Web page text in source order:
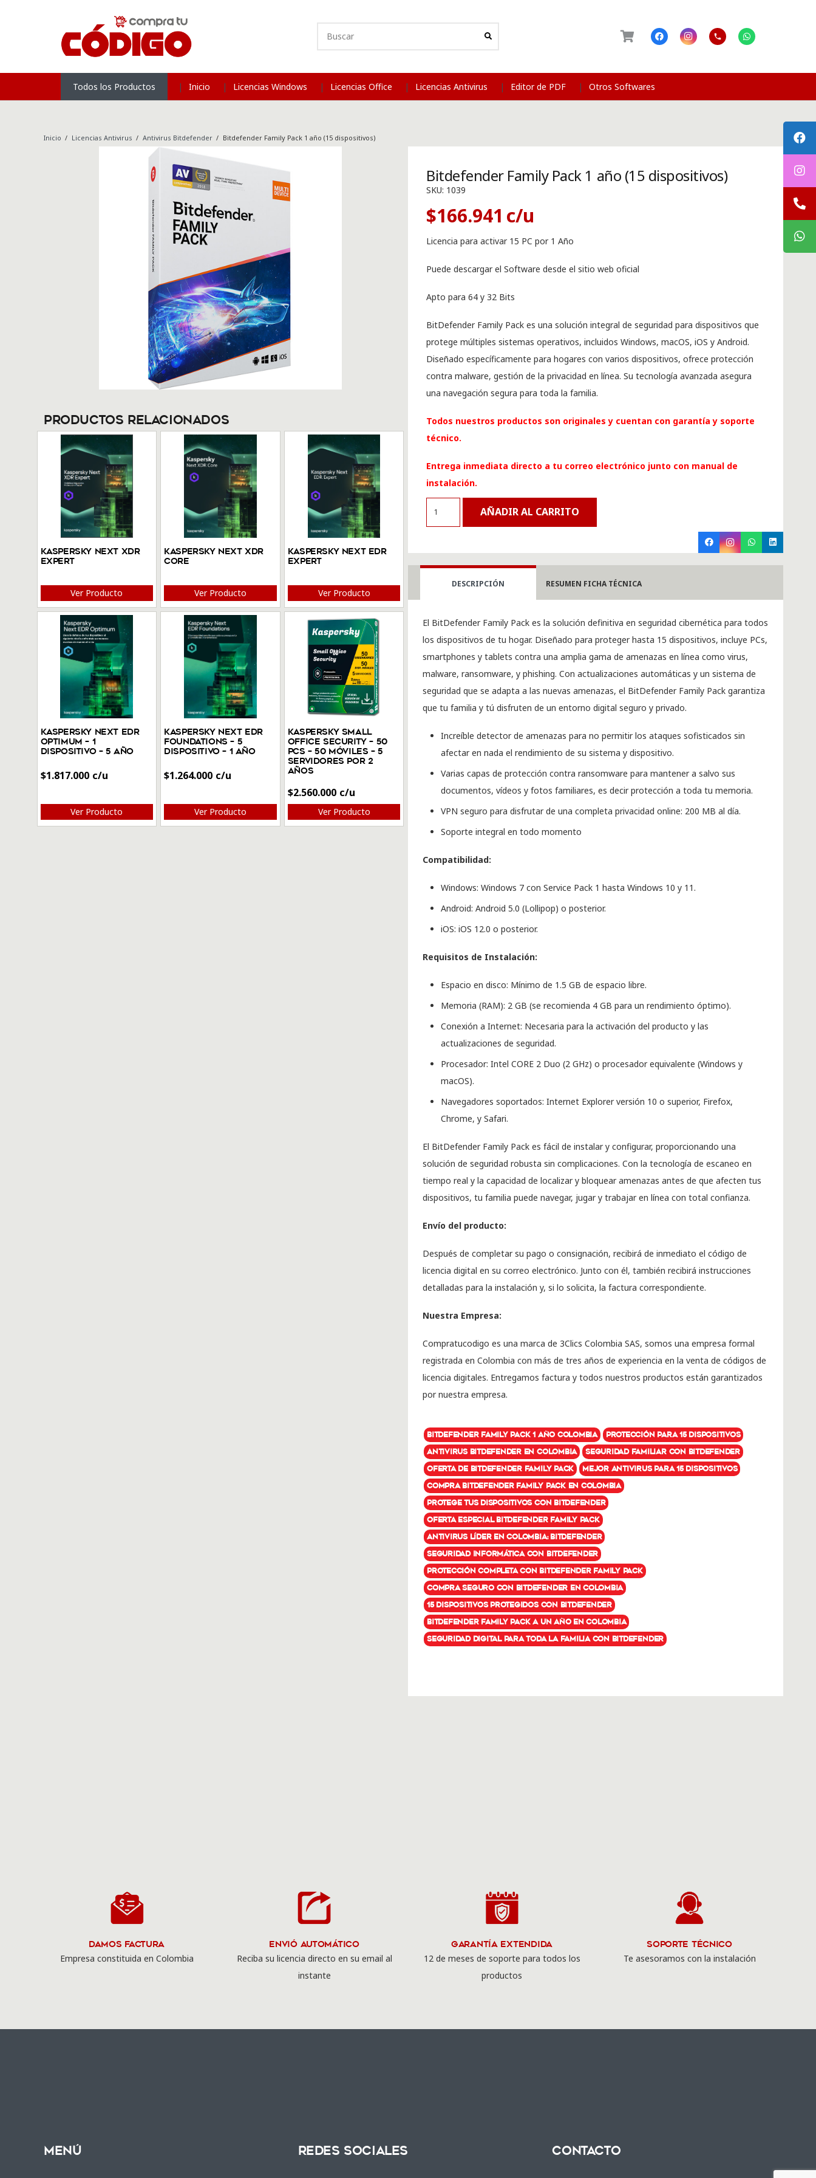
phone
Todos los Productos Inicio Licencias Windows Licencias Office Licencias Antivirus Editor de PDF Otros Softwares
Inicio / Licencias Antivirus / Antivirus Bitdefender / Bitdefender Family Pack 1 año (15 dispositivos)
Productos Relacionados
Kaspersky Next XDR
Expert
Ver Producto
Kaspersky Next XDR
Core
Ver Producto
Kaspersky Next EDR
Expert
Ver Producto
Kaspersky Next EDR
Optimum – 1
Dispositivo – 5 Año
$1.817.000
Ver Producto
Kaspersky Next EDR
Foundations – 5
Dispositivo – 1 Año
$1.264.000
Ver Producto
Kaspersky Small
Office Security – 50
PCs – 50 Móviles – 5
Servidores Por 2
Años
$2.560.000
Ver Producto
Bitdefender Family Pack 1 año (15 dispositivos)
SKU: 1039
$166.941
Licencia para activar 15 PC por 1 Año
Puede descargar el Software desde el sitio web oficial
Apto para 64 y 32 Bits
BitDefender Family Pack es una solución integral de seguridad para dispositivos que
protege múltiples sistemas operativos, incluidos Windows, macOS, iOS y Android.
Diseñado específicamente para hogares con varios dispositivos, ofrece protección
contra malware, gestión de la privacidad en línea. Su tecnología avanzada asegura
una navegación segura para toda la familia.
Todos nuestros productos son originales y cuentan con garantía y soporte
técnico.
Entrega inmediata directo a tu correo electrónico junto con manual de
instalación.
1
cantidad
AÑADIR AL CARRITO
DESCRIPCIÓN RESUMEN FICHA TÉCNICA
El BitDefender Family Pack es la solución definitiva en seguridad cibernética para todos
los dispositivos de tu hogar. Diseñado para proteger hasta 15 dispositivos, incluye PCs,
smartphones y tablets contra una amplia gama de amenazas en línea como virus,
malware, ransomware, y phishing. Con actualizaciones automáticas y un sistema de
seguridad que se adapta a las nuevas amenazas, el BitDefender Family Pack garantiza
que tu familia y tú disfruten de un entorno digital seguro y privado.
Increíble detector de amenazas para no permitir los ataques sofisticados sin
afectar en nada el rendimiento de su sistema y dispositivo.
Varias capas de protección contra ransomware para mantener a salvo sus
documentos, vídeos y fotos familiares, es decir protección a toda tu memoria.
VPN seguro para disfrutar de una completa privacidad online: 200 MB al día.
Soporte integral en todo momento
Compatibilidad:
Windows: Windows 7 con Service Pack 1 hasta Windows 10 y 11.
Android: Android 5.0 (Lollipop) o posterior.
iOS: iOS 12.0 o posterior.
Requisitos de Instalación:
Espacio en disco: Mínimo de 1.5 GB de espacio libre.
Memoria (RAM): 2 GB (se recomienda 4 GB para un rendimiento óptimo).
Conexión a Internet: Necesaria para la activación del producto y las
actualizaciones de seguridad.
Procesador: Intel CORE 2 Duo (2 GHz) o procesador equivalente (Windows y
macOS).
Navegadores soportados: Internet Explorer versión 10 o superior, Firefox,
Chrome, y Safari.
El BitDefender Family Pack es fácil de instalar y configurar, proporcionando una
solución de seguridad robusta sin complicaciones. Con la tecnología de escaneo en
tiempo real y la capacidad de localizar y bloquear amenazas antes de que afecten tus
dispositivos, tu familia puede navegar, jugar y trabajar en línea con total confianza.
Envío del producto:
Después de completar su pago o consignación, recibirá de inmediato el código de
licencia digital en su correo electrónico. Junto con él, también recibirá instrucciones
detalladas para la instalación y, si lo solicita, la factura correspondiente.
Nuestra Empresa:
Compratucodigo es una marca de 3Clics Colombia SAS, somos una empresa formal
registrada en Colombia con más de tres años de experiencia en la venta de códigos de
licencia digitales. Entregamos factura y todos nuestros productos están garantizados
por nuestra empresa.
Bitdefender Family Pack 1 año Colombia
Protección para 15 dispositivos
Antivirus Bitdefender en Colombia
Seguridad familiar con Bitdefender
Oferta de Bitdefender Family Pack
Mejor antivirus para 15 dispositivos
Compra Bitdefender Family Pack en Colombia
Protege tus dispositivos con Bitdefender
Oferta especial Bitdefender Family Pack
Antivirus líder en Colombia: Bitdefender
Seguridad informática con Bitdefender
Protección completa con Bitdefender Family Pack
Compra seguro con Bitdefender en Colombia
15 dispositivos protegidos con Bitdefender
Bitdefender Family Pack a un año en Colombia
Seguridad digital para toda la familia con Bitdefender
Damos Factura
Empresa constituida en Colombia
Envió Automático
Reciba su licencia directo en su email al
instante
Garantía Extendida
12 de meses de soporte para todos los
productos
Soporte Técnico
Te asesoramos con la instalación
Menú Redes Sociales Contacto